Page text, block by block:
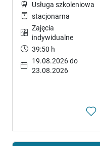
Usługa szkoleniowa
stacjonarna
Zajęcia
indywidualne
39:50 h
19.08.2026 do
23.08.2026